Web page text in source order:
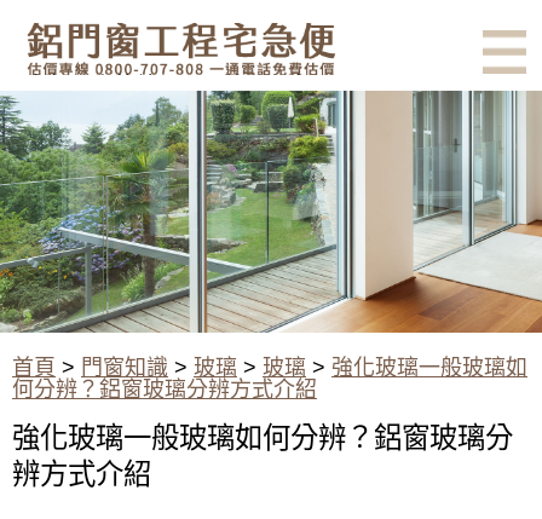
有鋁門窗的結露、隔熱、隔音問
題？找我們就對了！估價專線
0800-707-808
強化玻璃一般玻璃如何分辨？玻
璃分辨方式介紹
首頁 > 門窗知識 > 玻璃 > 玻璃 > 強化玻璃一般玻璃如
何分辨？鋁窗玻璃分辨方式介紹
強化玻璃一般玻璃如何分辨？鋁窗玻璃分
辨方式介紹